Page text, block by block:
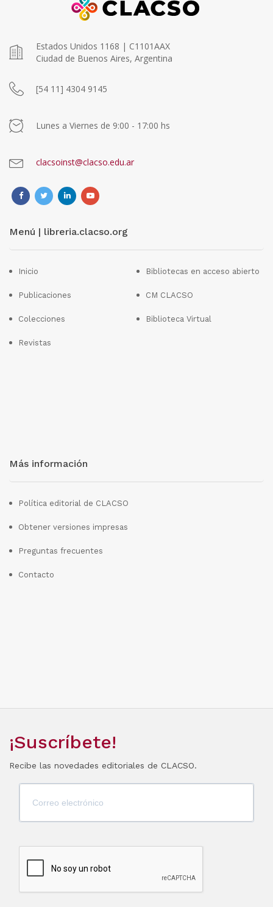
Estados Unidos 1168 | C1101AAX
Ciudad de Buenos Aires, Argentina
[54 11] 4304 9145
Lunes a Viernes de 9:00 - 17:00 hs
clacsoinst@clacso.edu.ar
Menú | libreria.clacso.org
Inicio
Publicaciones
Colecciones
Revistas
Bibliotecas en acceso abierto
CM CLACSO
Biblioteca Virtual
Más información
Política editorial de CLACSO
Obtener versiones impresas
Preguntas frecuentes
Contacto
¡Suscríbete!
Recibe las novedades editoriales de CLACSO.